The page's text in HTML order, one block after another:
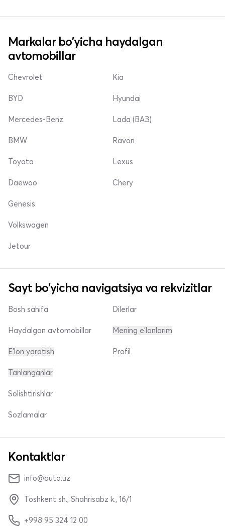
Markalar bo'yicha haydalgan
avtomobillar
Chevrolet
BYD
Mercedes-Benz
Kia
Hyundai
Lada (ВАЗ)
BMW
Toyota
Daewoo
Ravon
Lexus
Chery
Genesis
Volkswagen
Jetour
Sayt bo'yicha navigatsiya va rekvizitlar
Bosh sahifa
Haydalgan avtomobillar
E'lon yaratish
Dilerlar
Mening e'lonlarim
Profil
Tanlanganlar
Solishtirishlar
Sozlamalar
Kontaktlar
info@auto.uz
Toshkent sh., Shahrisabz k., 16/1
+998 95 324 12 00